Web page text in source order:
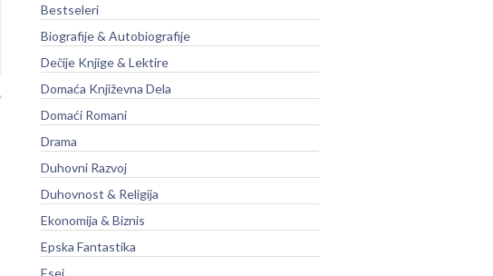
Bestseleri
Biografije & Autobiografije
Dečije Knjige & Lektire
Domaća Književna Dela
Domaći Romani
Drama
Duhovni Razvoj
Duhovnost & Religija
Ekonomija & Biznis
Epska Fantastika
Esej